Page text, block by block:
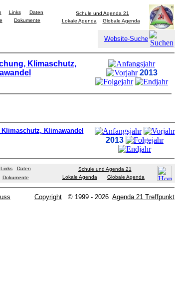
Links
Daten
Dokumente
Schule und Agenda 21
Lokale Agenda
Globale Agenda
Website-Suche
Klimaschutz,
2013
Klimawandel
2013
Links
Daten
Dokumente
Schule und Agenda 21
Lokale Agenda
Globale Agenda
Copyright © 1999 - 2026 Agenda 21 Treffpunkt